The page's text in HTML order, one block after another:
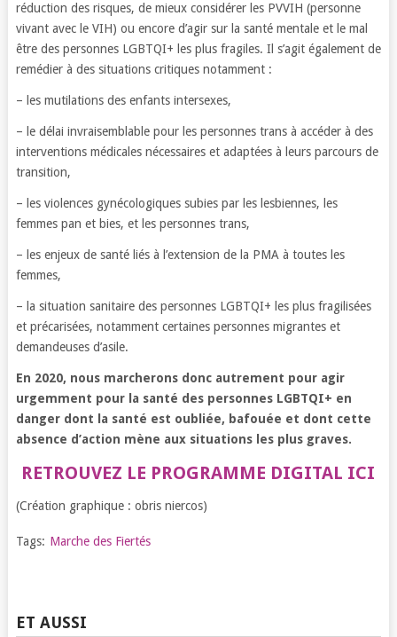
réduction des risques, de mieux considérer les PVVIH (personne
vivant avec le VIH) ou encore d’agir sur la santé mentale et le mal
être des personnes LGBTQI+ les plus fragiles. Il s’agit également de
remédier à des situations critiques notamment :
– les mutilations des enfants intersexes,
– le délai invraisemblable pour les personnes trans à accéder à des
interventions médicales nécessaires et adaptées à leurs parcours de
transition,
– les violences gynécologiques subies par les lesbiennes, les
femmes pan et bies, et les personnes trans,
– les enjeux de santé liés à l’extension de la PMA à toutes les
femmes,
– la situation sanitaire des personnes LGBTQI+ les plus fragilisées
et précarisées, notamment certaines personnes migrantes et
demandeuses d’asile.
En 2020, nous marcherons donc autrement pour agir
urgemment pour la santé des personnes LGBTQI+ en
danger dont la santé est oubliée, bafouée et dont cette
absence d’action mène aux situations les plus graves.
RETROUVEZ LE PROGRAMME DIGITAL ICI
(Création graphique : obris niercos)
Tags: Marche des Fiertés
ET AUSSI